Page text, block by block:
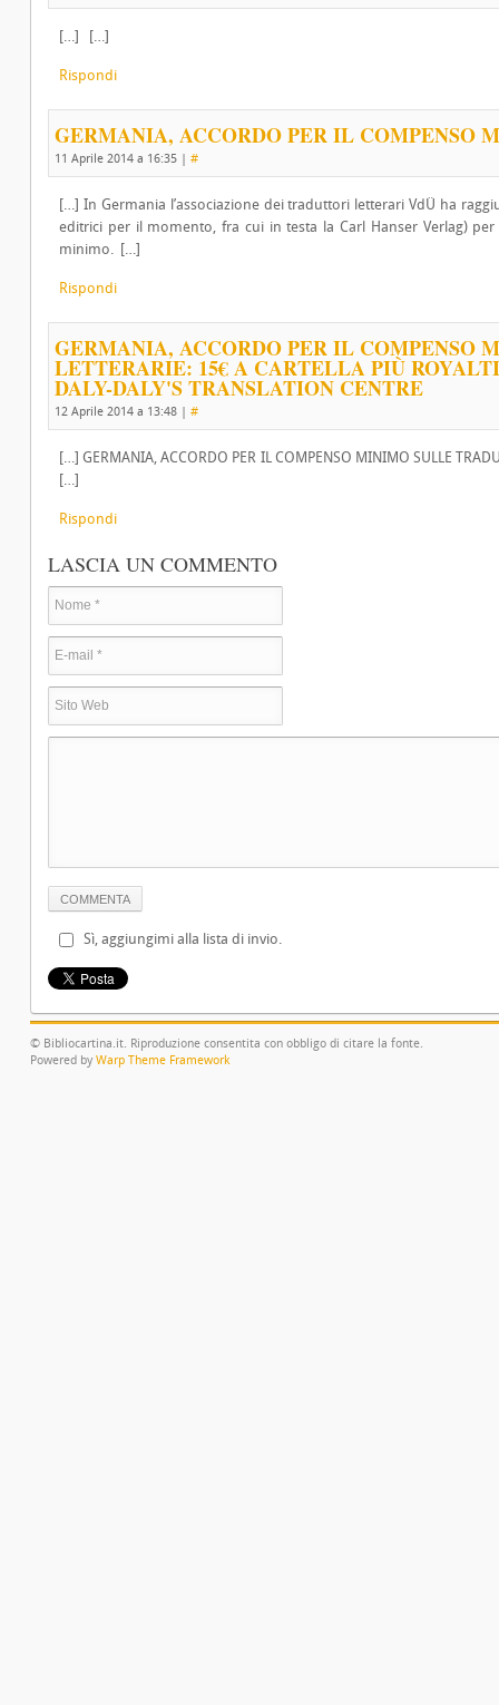
[…] […]
Rispondi
GERMANIA, ACCORDO PER IL COMPENSO
11 Aprile 2014 a 16:35 | #
[…] In Germania l’associazione dei traduttori letterari VdÜ ha
editrici per il momento, fra cui in testa la Carl Hanser Verlag)
minimo. […]
Rispondi
GERMANIA, ACCORDO PER IL COMPENSO
LETTERARIE: 15€ A CARTELLA PIÙ
DALY-DALY'S TRANSLATION CENTRE
12 Aprile 2014 a 13:48 | #
[…] GERMANIA, ACCORDO PER IL COMPENSO MINIMO SULLE
[…]
Rispondi
LASCIA UN COMMENTO
Sì, aggiungimi alla lista di invio.
© Bibliocartina.it. Riproduzione consentita con obbligo di citare la fonte.
Powered by Warp Theme Framework